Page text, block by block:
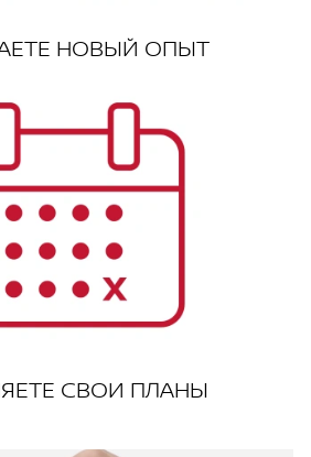
НОВЫЙ ОПЫТ
СВОИ ПЛАНЫ